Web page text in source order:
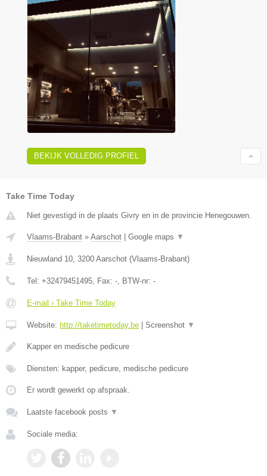
BEKIJK VOLLEDIG PROFIEL
Take Time Today
Niet gevestigd in de plaats Givry en in de provincie Henegouwen.
Vlaams-Brabant » Aarschot Google maps ▼
Nieuwland 10, 3200 Aarschot (Vlaams-Brabant)
Tel: +32479451495, Fax: -, BTW-nr: -
E-mail › Take Time Today
Website: http://taketimetoday.be Screenshot ▼
Kapper en medische pedicure
Diensten: kapper, pedicure, medische pedicure
Er wordt gewerkt op afspraak.
Laatste facebook posts ▼
Sociale media: